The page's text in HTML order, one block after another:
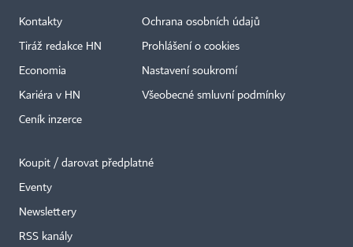
Kontakty
Tiráž redakce HN
Economia
Kariéra v HN
Ceník inzerce
Ochrana osobních údajů
Prohlášení o cookies
Nastavení soukromí
Všeobecné smluvní podmínky
Koupit / darovat předplatné
Eventy
Newslettery
RSS kanály